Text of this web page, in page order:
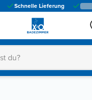
Schnelle Lieferung